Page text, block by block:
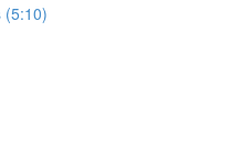
(5:10)